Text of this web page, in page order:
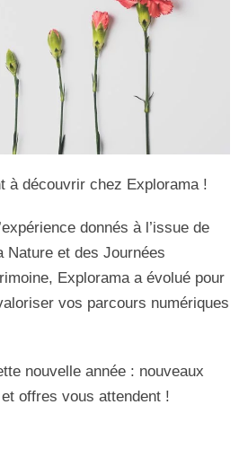
à découvrir chez Explorama !
donnés à l’issue de
Nature et des Journées
Explorama a évolué pour
vos parcours numériques
nouvelle année : nouveaux
offres vous attendent !